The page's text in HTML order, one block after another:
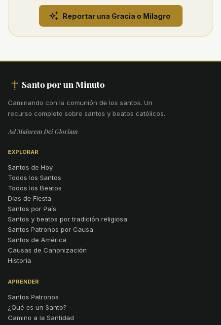
Reportar una Gracia o Milagro
Santo por un Minuto
Caminando con la comunión de los santos. Un
recurso completo sobre santos y beatos católicos.
Ad Maiorem Dei Gloriam
EXPLORAR
Santos de Hoy
Todos los Santos
Todos los Beatos
Días de Fiesta
Santos por País
Santos y beatos por tradición religiosa
Santos Patronos por Causa
Santos de América
Causas de Canonización
Historia
APRENDER
Santos Patronos
¿Qué es un Santo?
Camino a la Santidad